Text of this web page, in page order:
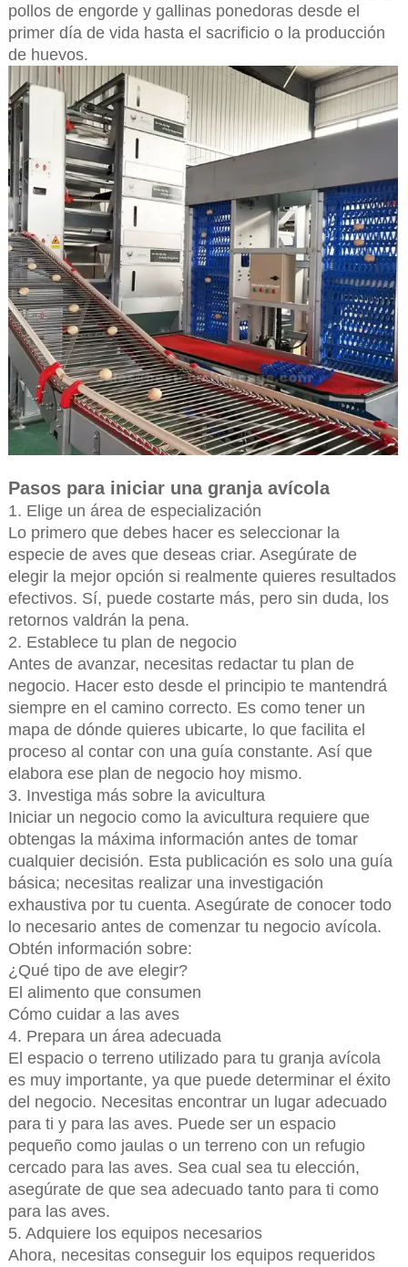
pollos de engorde y gallinas ponedoras desde el
primer día de vida hasta el sacrificio o la producción
de huevos.
Pasos para iniciar una granja avícola
1. Elige un área de especialización
Lo primero que debes hacer es seleccionar la
especie de aves que deseas criar. Asegúrate de
elegir la mejor opción si realmente quieres resultados
efectivos. Sí, puede costarte más, pero sin duda, los
retornos valdrán la pena.
2. Establece tu plan de negocio
Antes de avanzar, necesitas redactar tu plan de
negocio. Hacer esto desde el principio te mantendrá
siempre en el camino correcto. Es como tener un
mapa de dónde quieres ubicarte, lo que facilita el
proceso al contar con una guía constante. Así que
elabora ese plan de negocio hoy mismo.
3. Investiga más sobre la avicultura
Iniciar un negocio como la avicultura requiere que
obtengas la máxima información antes de tomar
cualquier decisión. Esta publicación es solo una guía
básica; necesitas realizar una investigación
exhaustiva por tu cuenta. Asegúrate de conocer todo
lo necesario antes de comenzar tu negocio avícola.
Obtén información sobre:
¿Qué tipo de ave elegir?
El alimento que consumen
Cómo cuidar a las aves
4. Prepara un área adecuada
El espacio o terreno utilizado para tu granja avícola
es muy importante, ya que puede determinar el éxito
del negocio. Necesitas encontrar un lugar adecuado
para ti y para las aves. Puede ser un espacio
pequeño como jaulas o un terreno con un refugio
cercado para las aves. Sea cual sea tu elección,
asegúrate de que sea adecuado tanto para ti como
para las aves.
5. Adquiere los equipos necesarios
Ahora, necesitas conseguir los equipos requeridos